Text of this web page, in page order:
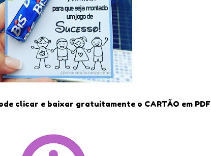
clicar e baixar gratuitamente o CARTÃO em PDF